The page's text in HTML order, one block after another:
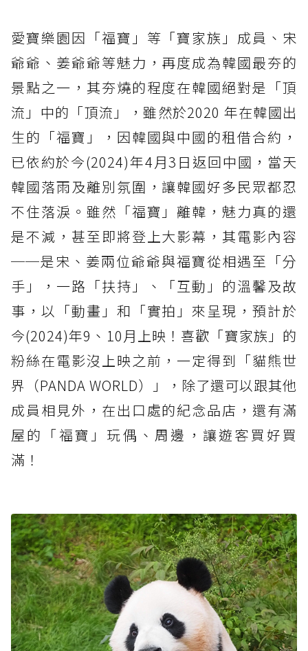
愛寶樂園因「福寶」等「寶家族」成員、宋
爺爺、姜爺爺等魅力，再度成為韓國最夯的
景點之一，其夯燒的程度在韓國絕對是「頂
流」中的「頂流」，雖然於2020 年在韓國出
生的「福寶」，因韓國與中國的租借合約，
已依約於今(2024)年4月3日返回中國，當天
韓國落雨及離別氛圍，讓韓國好多民眾都忍
不住落淚。雖然「福寶」離韓，魅力真的還
是不減，甚至即將登上大影幕，其電影內容
──是宋、姜兩位爺爺與福寶從相遇至「分
手」，一路「扶持」、「互動」的溫馨及故
事，以「動畫」和「實拍」來呈現，預計於
今(2024)年9、10月上映！喜歡「寶家族」的
粉絲在電影沒上映之前，一定得到「貓熊世
界（PANDA WORLD）」，除了還可以跟其他
成員相見外，在出口處的紀念品店，還有滿
屋的「福寶」玩偶、周邊，讓遊客買好買
滿！